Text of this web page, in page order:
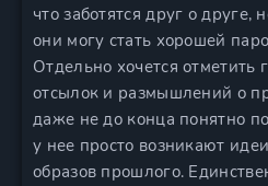
что заботятся друг о
они могу стать хорошей
Отдельно хочется отметить
отсылок и размышлений о
даже не до конца понятно
у нее просто возникают
образов прошлого.